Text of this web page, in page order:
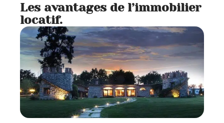
Les avantages de l’immobilier
locatif.